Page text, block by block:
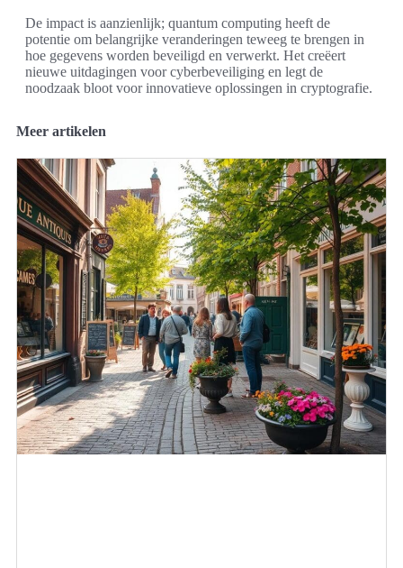
De impact is aanzienlijk; quantum computing heeft de
potentie om belangrijke veranderingen teweeg te brengen in
hoe gegevens worden beveiligd en verwerkt. Het creëert
nieuwe uitdagingen voor cyberbeveiliging en legt de
noodzaak bloot voor innovatieve oplossingen in cryptografie.
Meer artikelen